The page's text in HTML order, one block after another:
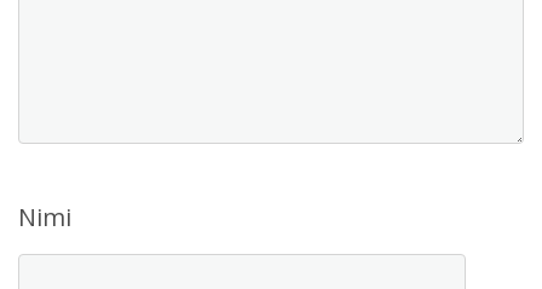
Nimi